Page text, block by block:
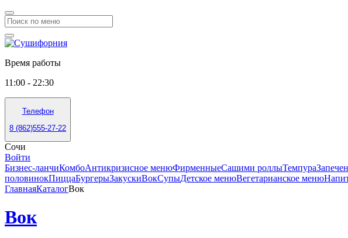
Время работы
11:00 - 22:30
Телефон
8 (862)555-27-22
Сочи
Войти
Бизнес-ланчиКомбоАнтикризисное менюФирменныеСашими роллыТемпура
половинокПиццаБургерыЗакускиВокСупыДетское менюВегетарианское меню
ГлавнаяКаталогВок
Вок